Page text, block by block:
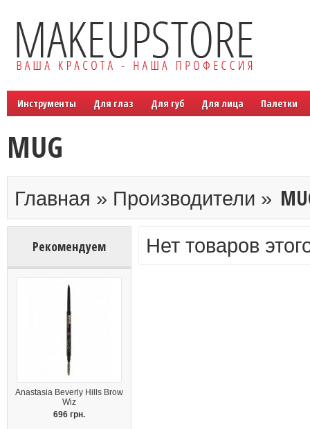
Инструменты Для глаз Для губ Для лица Палетки
MUG
Главная » Производители »
Рекомендуем
Anastasia Beverly Hills Brow
Wiz
696 грн.
Нет товаров